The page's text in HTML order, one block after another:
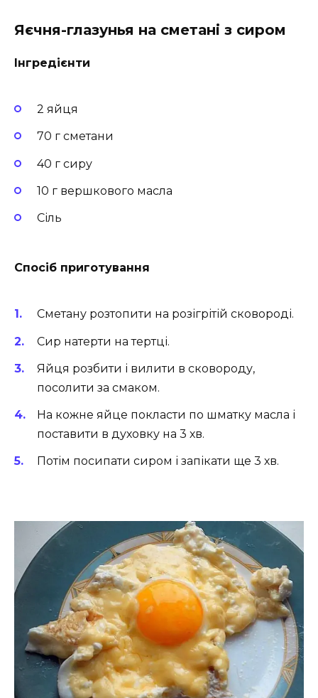
Яєчня-глазунья на сметані з сиром
Інгредієнти
2 яйця
70 г сметани
40 г сиру
10 г вершкового масла
Сіль
Спосіб приготування
Сметану розтопити на розігрітій сковороді.
Сир натерти на тертці.
Яйця розбити і вилити в сковороду,
посолити за смаком.
На кожне яйце покласти по шматку масла і
поставити в духовку на 3 хв.
Потім посипати сиром і запікати ще 3 хв.